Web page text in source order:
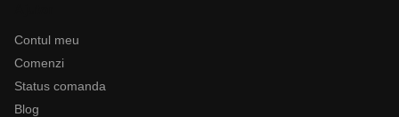
Contul meu
Comenzi
Status comanda
Blog